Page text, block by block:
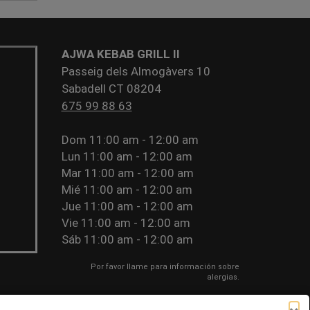
AJWA KEBAB GRILL II
Passeig dels Almogàvers 10
Sabadell CT 08204
675 99 88 63
Dom 11:00 am - 12:00 am
Lun 11:00 am - 12:00 am
Mar 11:00 am - 12:00 am
Mié 11:00 am - 12:00 am
Jue 11:00 am - 12:00 am
Vie 11:00 am - 12:00 am
Sáb 11:00 am - 12:00 am
Por favor llame para información sobre
alergias.